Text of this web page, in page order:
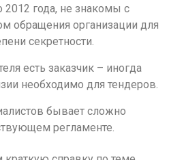
2012 года, не знакомы с
обращения организации для
секретности.
есть заказчик – иногда
необходимо для тендеров.
бывает сложно
регламенте.